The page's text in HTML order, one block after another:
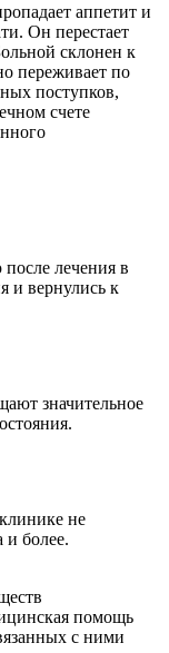
аппетит и
Он перестает
склонен к
переживает по
поступков,
счете
лечения в
и вернулись к
значительное
не
и более.
помощь
с ними